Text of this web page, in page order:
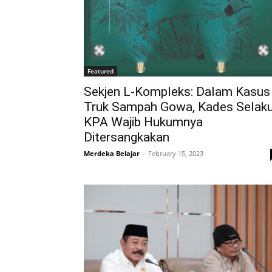
Featured
Sekjen L-Kompleks: Dalam Kasus
Truk Sampah Gowa, Kades
KPA Wajib Hukumnya
Ditersangkakan
Merdeka Belajar - February 15, 2023